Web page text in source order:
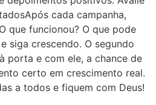
cada campanha,
que funcionou? O que pode
siga crescendo. O segundo
porta e com ele, a chance de
certo em crescimento real.
a todos e fiquem com Deus!